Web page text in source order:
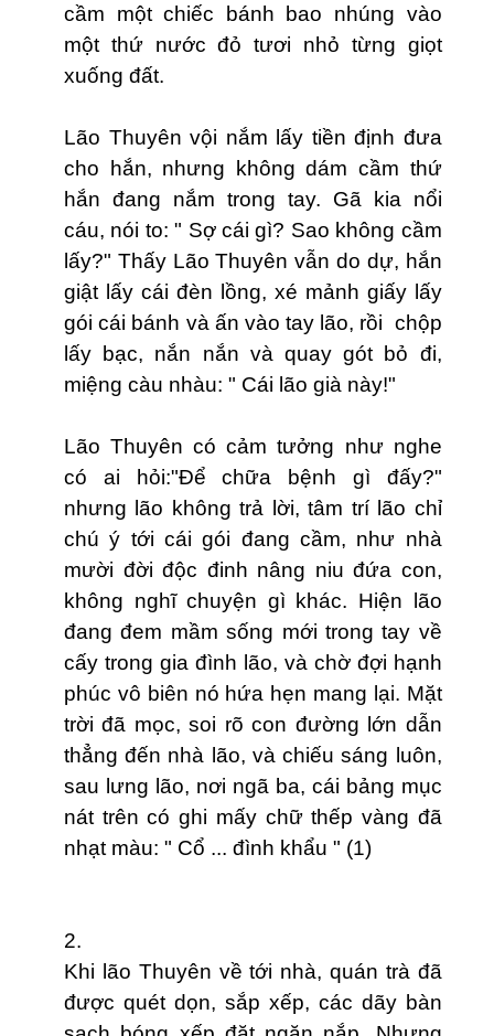
cầm một chiếc bánh bao nhúng vào
một thứ nước đỏ tươi nhỏ từng giọt
xuống đất.
Lão Thuyên vội nắm lấy tiền định đưa
cho hắn, nhưng không dám cầm thứ
hắn đang nắm trong tay. Gã kia nổi
cáu, nói to: " Sợ cái gì? Sao không cầm
lấy?" Thấy Lão Thuyên vẫn do dự, hắn
giật lấy cái đèn lồng, xé mảnh giấy lấy
gói cái bánh và ấn vào tay lão, rồi chộp
lấy bạc, nắn nắn và quay gót bỏ đi,
miệng càu nhàu: " Cái lão già này!"
Lão Thuyên có cảm tưởng như nghe
có ai hỏi:"Để chữa bệnh gì đấy?"
nhưng lão không trả lời, tâm trí lão chỉ
chú ý tới cái gói đang cầm, như nhà
mười đời độc đinh nâng niu đứa con,
không nghĩ chuyện gì khác. Hiện lão
đang đem mầm sống mới trong tay về
cấy trong gia đình lão, và chờ đợi hạnh
phúc vô biên nó hứa hẹn mang lại. Mặt
trời đã mọc, soi rõ con đường lớn dẫn
thẳng đến nhà lão, và chiếu sáng luôn,
sau lưng lão, nơi ngã ba, cái bảng mục
nát trên có ghi mấy chữ thếp vàng đã
nhạt màu: " Cổ ... đình khẩu " (1)
2.
Khi lão Thuyên về tới nhà, quán trà đã
được quét dọn, sắp xếp, các dãy bàn